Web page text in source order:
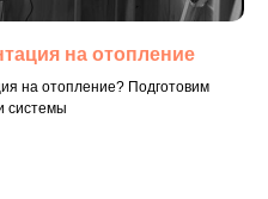
на отопление
на отопление? Подготовим
системы